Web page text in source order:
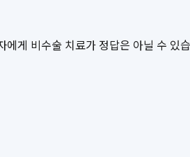
게 비수술 치료가 정답은 아닐 수 있